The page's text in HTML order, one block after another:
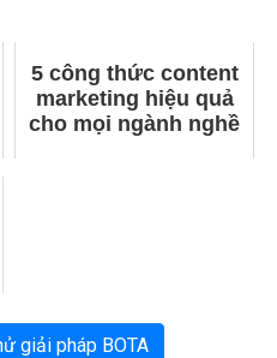
5 công thức content
marketing hiệu quả
cho mọi ngành nghề
giải pháp BOTA